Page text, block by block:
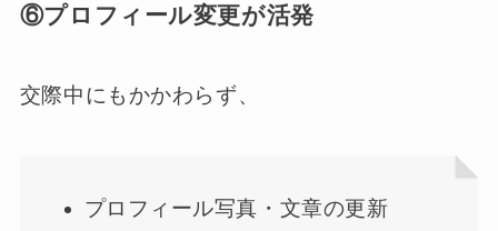
⑥プロフィール変更が活発
交際中にもかかわらず、
プロフィール写真・文章の更新